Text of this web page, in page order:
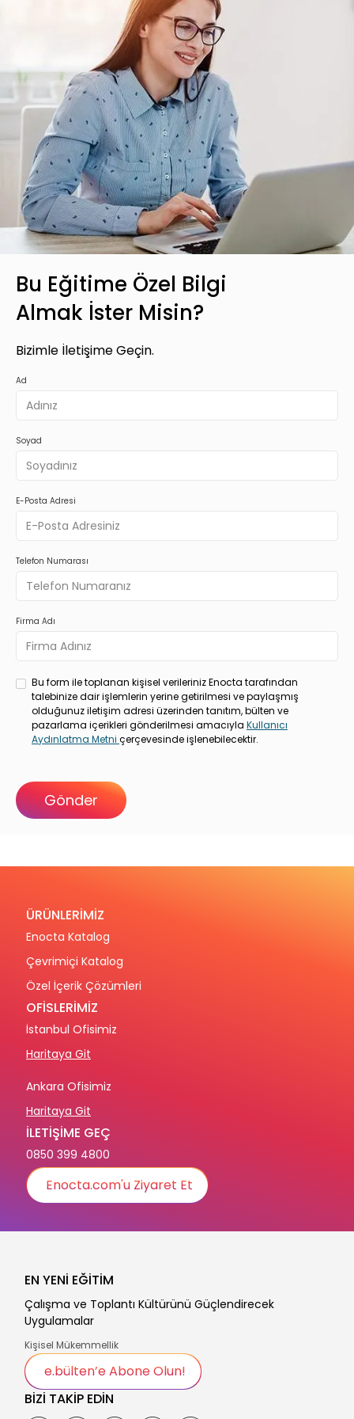
Bu Eğitime Özel Bilgi
Almak İster Misin?
Bizimle İletişime Geçin.
Ad
Soyad
E-Posta Adresi
Telefon Numarası
Firma Adı
Bu form ile toplanan kişisel verileriniz Enocta tarafından
talebinize dair işlemlerin yerine getirilmesi ve paylaşmış
olduğunuz iletişim adresi üzerinden tanıtım, bülten ve
pazarlama içerikleri gönderilmesi amacıyla Kullanıcı
Aydınlatma Metni çerçevesinde işlenebilecektir.
ÜRÜNLERİMİZ
Enocta Katalog
Çevrimiçi Katalog
Özel İçerik Çözümleri
OFİSLERİMİZ
İstanbul Ofisimiz
Haritaya Git
Ankara Ofisimiz
Haritaya Git
İLETİŞİME GEÇ
0850 399 4800
Enocta.com'u Ziyaret Et
BİZİ TAKİP EDİN
EN YENİ EĞİTİM
Çalışma ve Toplantı Kültürünü Güçlendirecek
Uygulamalar
Kişisel Mükemmellik
e.bülten’e Abone Olun!